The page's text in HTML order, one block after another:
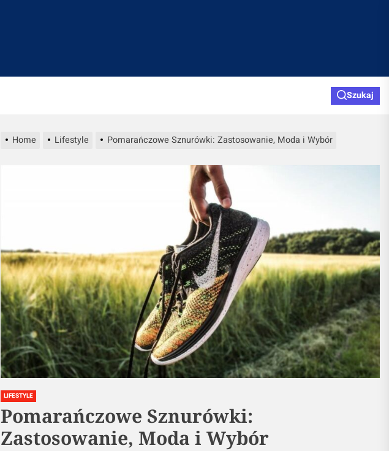
Szukaj
Home Lifestyle Pomarańczowe Sznurówki: Zastosowanie, Moda i Wybór
LIFESTYLE
Pomarańczowe Sznurówki:
Zastosowanie, Moda i Wybór